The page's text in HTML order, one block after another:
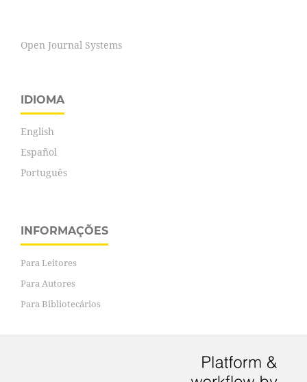
Open Journal Systems
IDIOMA
English
Español
Português
INFORMAÇÕES
Para Leitores
Para Autores
Para Bibliotecários